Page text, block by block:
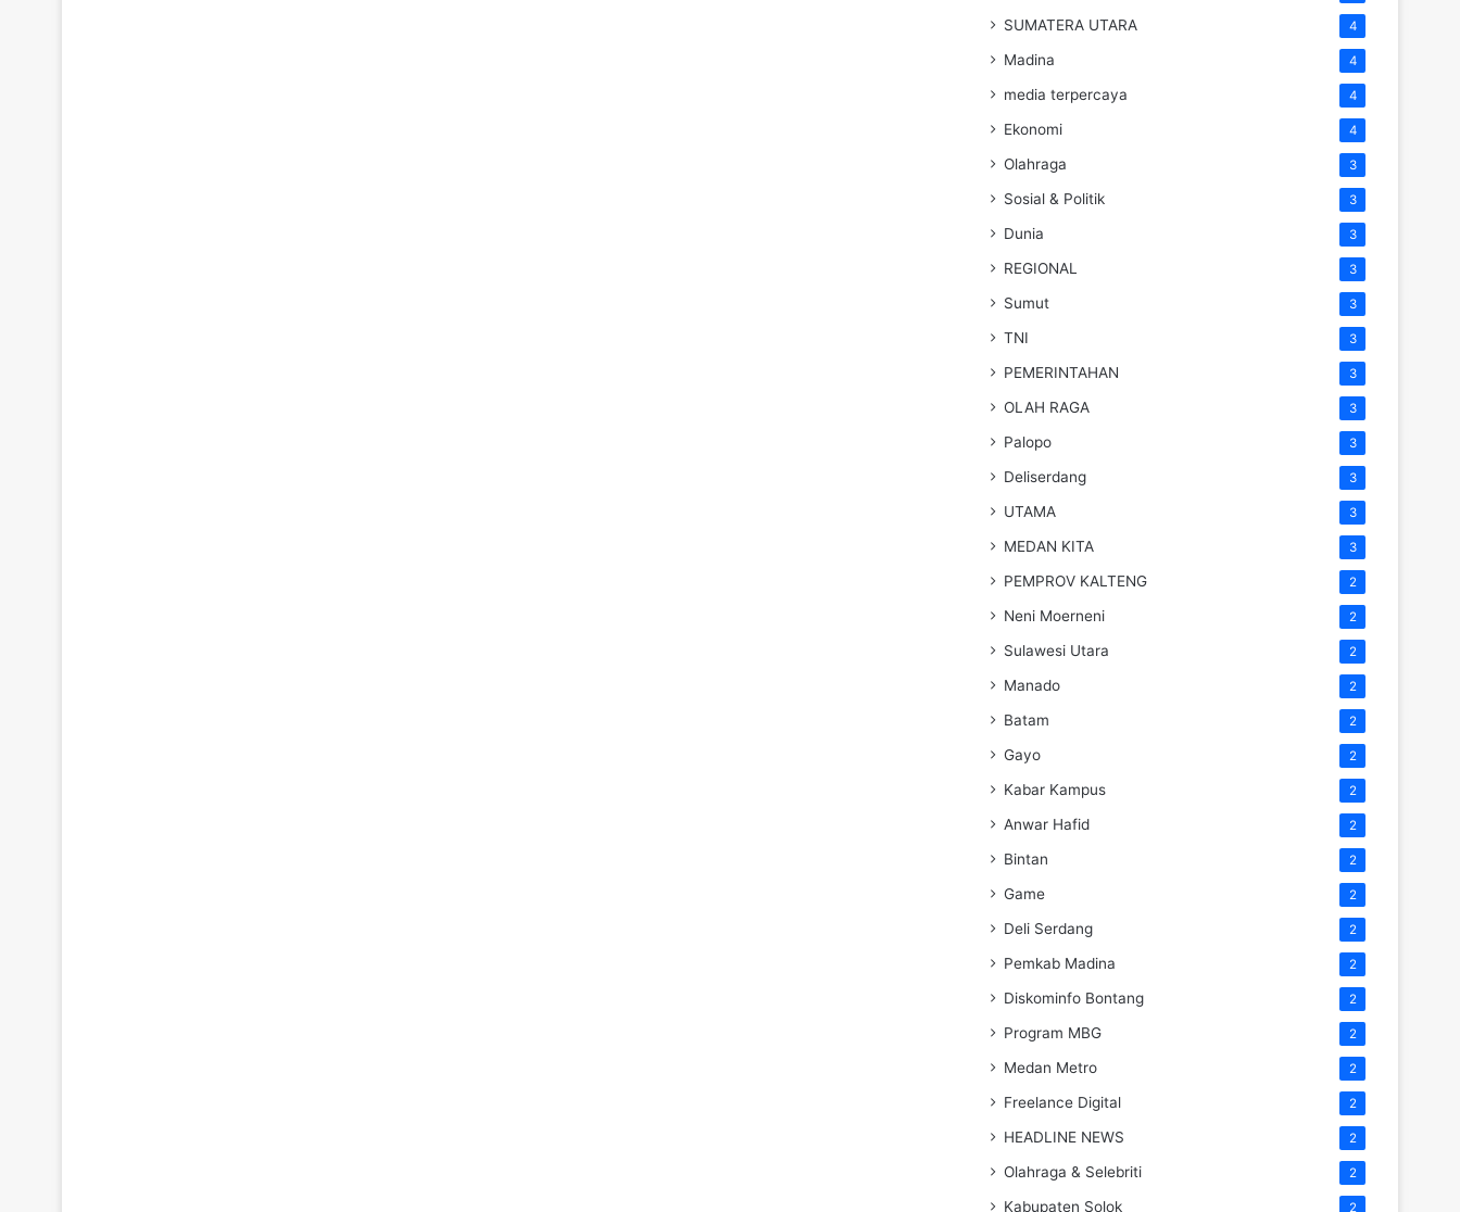
SUMATERA UTARA 4
Madina 4
media terpercaya 4
Ekonomi 4
Olahraga 3
Sosial & Politik 3
Dunia 3
REGIONAL 3
Sumut 3
TNI 3
PEMERINTAHAN 3
OLAH RAGA 3
Palopo 3
Deliserdang 3
UTAMA 3
MEDAN KITA 3
PEMPROV KALTENG 2
Neni Moerneni 2
Sulawesi Utara 2
Manado 2
Batam 2
Gayo 2
Kabar Kampus 2
Anwar Hafid 2
Bintan 2
Game 2
Deli Serdang 2
Pemkab Madina 2
Diskominfo Bontang 2
Program MBG 2
Medan Metro 2
Freelance Digital 2
HEADLINE NEWS 2
Olahraga & Selebriti 2
Kabupaten Solok 2